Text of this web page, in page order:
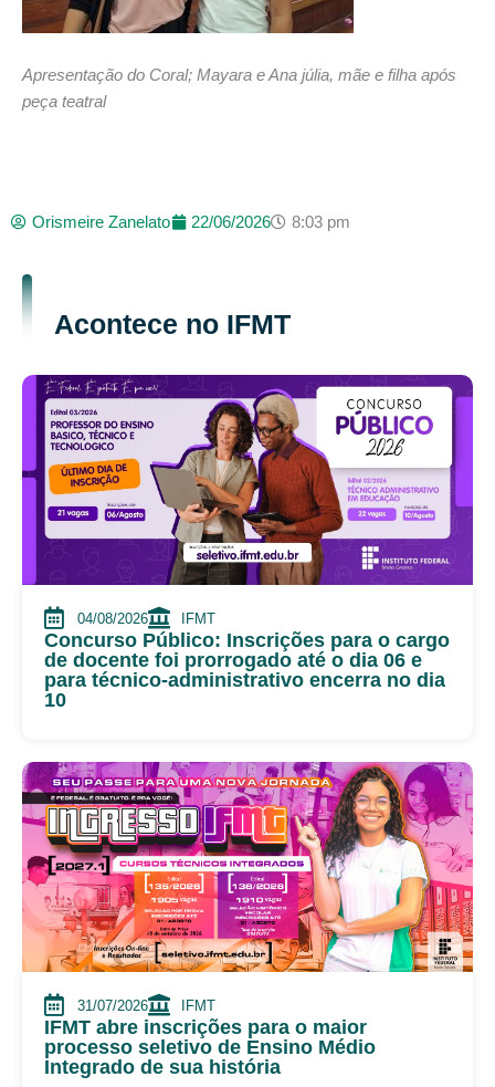
Apresentação do Coral; Mayara e Ana júlia, mãe e filha após
peça teatral
Orismeire Zanelato 22/06/2026 8:03 pm
Acontece no IFMT
04/08/2026 IFMT
Concurso Público: Inscrições para o cargo
de docente foi prorrogado até o dia 06 e
para técnico-administrativo encerra no dia
10
31/07/2026 IFMT
IFMT abre inscrições para o maior
processo seletivo de Ensino Médio
Integrado de sua história